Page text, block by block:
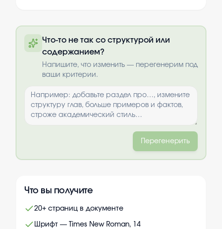
оплаты
Что-то не так со структурой или
содержанием?
Напишите, что изменить — перегенерим под
ваши критерии.
Перегенерить
Что вы получите
20+ страниц в документе
Шрифт — Times New Roman, 14